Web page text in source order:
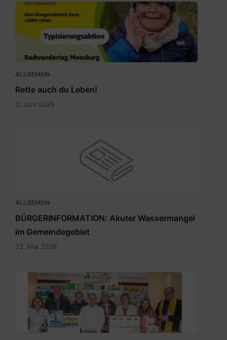
Rette
auch
du
ALLGEMEIN
Rette auch du Leben!
3. Juni 2026
ALLGEMEIN
BÜRGERINFORMATION: Akuter Wassermangel
im Gemeindegebiet
23. Mai 2026
April
2026_INT.pdf